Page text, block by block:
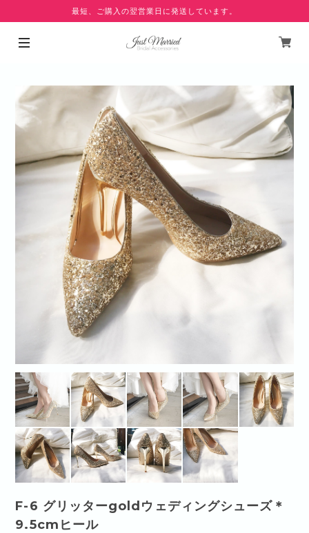
最短、ご購入の翌営業日に発送しています。
F-6 グリッターgoldウェディングシューズ＊
9.5cmヒール